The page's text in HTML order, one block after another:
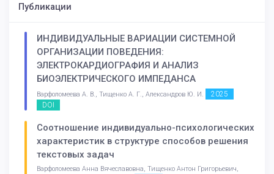
Публикации
ИНДИВИДУАЛЬНЫЕ ВАРИАЦИИ СИСТЕМНОЙ
ОРГАНИЗАЦИИ ПОВЕДЕНИЯ:
ЭЛЕКТРОКАРДИОГРАФИЯ И АНАЛИЗ
БИОЭЛЕКТРИЧЕСКОГО ИМПЕДАНСА
Варфоломеева А. В., Тищенко А. Г., Александров Ю. И.
2025
DOI
Соотношение индивидуально-психологических
характеристик в структуре способов решения
текстовых задач
Варфоломеева Анна Вячеславовна, Тищенко Антон Григорьевич,